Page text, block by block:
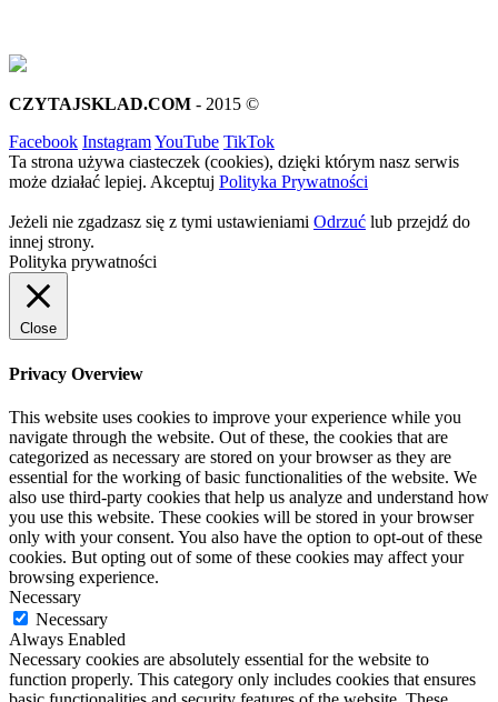
CZYTAJSKLAD.COM - 2015 ©
Facebook InstagramYouTube TikTok
Ta strona używa ciasteczek (cookies), dzięki którym nasz serwis
może działać lepiej. Akceptuj Polityka Prywatności
Jeżeli nie zgadzasz się z tymi ustawieniami Odrzuć lub przejdź do
innej strony.
Polityka prywatności
Close
Privacy Overview
This website uses cookies to improve your experience while you
navigate through the website. Out of these, the cookies that are
categorized as necessary are stored on your browser as they are
essential for the working of basic functionalities of the website. We
also use third-party cookies that help us analyze and understand how
you use this website. These cookies will be stored in your browser
only with your consent. You also have the option to opt-out of these
cookies. But opting out of some of these cookies may affect your
browsing experience.
Necessary
Necessary
Always Enabled
Necessary cookies are absolutely essential for the website to
function properly. This category only includes cookies that ensures